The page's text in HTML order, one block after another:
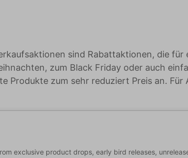
sind Rabattaktionen, die
zum Black Friday oder auch
Produkte zum sehr reduziert Preis an.
exclusive product drops, early bird releases,